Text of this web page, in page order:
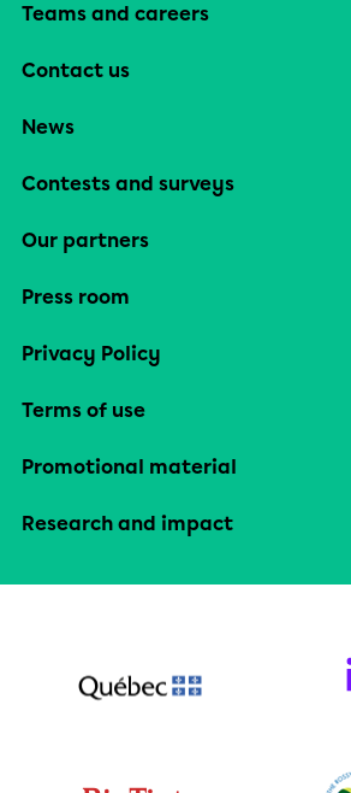
Teams and careers
Contact us
News
Contests and surveys
Our partners
Press room
Privacy Policy
Terms of use
Promotional material
Research and impact